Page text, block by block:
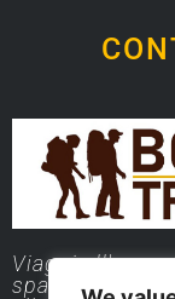
Viaggi
spalla, in